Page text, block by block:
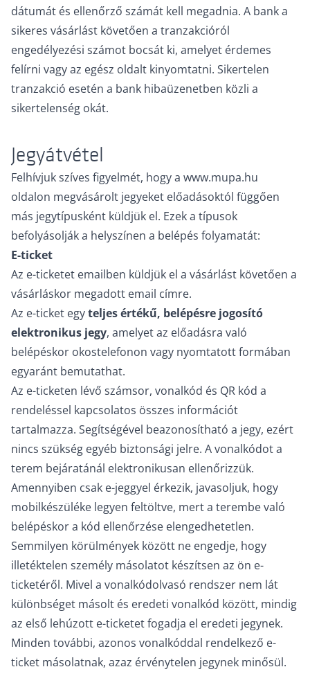
dátumát és ellenőrző számát kell megadnia. A bank a
sikeres vásárlást követően a tranzakcióról
engedélyezési számot bocsát ki, amelyet érdemes
felírni vagy az egész oldalt kinyomtatni. Sikertelen
tranzakció esetén a bank hibaüzenetben közli a
sikertelenség okát.
Jegyátvétel
Felhívjuk szíves figyelmét, hogy a www.mupa.hu
oldalon megvásárolt jegyeket előadásoktól függően
más jegytípusként küldjük el. Ezek a típusok
befolyásolják a helyszínen a belépés folyamatát:
E-ticket
Az e-ticketet emailben küldjük el a vásárlást követően a
vásárláskor megadott email címre.
Az e-ticket egyteljes értékű, belépésre jogosító
elektronikus jegy, amelyet az előadásra való
belépéskor okostelefonon vagy nyomtatott formában
egyaránt bemutathat.
Az e-ticketen lévő számsor, vonalkód és QR kód a
rendeléssel kapcsolatos összes információt
tartalmazza. Segítségével beazonosítható a jegy, ezért
nincs szükség egyéb biztonsági jelre. A vonalkódot a
terem bejáratánál elektronikusan ellenőrizzük.
Amennyiben csak e-jeggyel érkezik, javasoljuk, hogy
mobilkészüléke legyen feltöltve, mert a terembe való
belépéskor a kód ellenőrzése elengedhetetlen.
Semmilyen körülmények között ne engedje, hogy
illetéktelen személy másolatot készítsen az ön e-
ticketéről. Mivel a vonalkódolvasó rendszer nem lát
különbséget másolt és eredeti vonalkód között, mindig
az első lehúzott e-ticketet fogadja el eredeti jegynek.
Minden további, azonos vonalkóddal rendelkező e-
ticket másolatnak, azaz érvénytelen jegynek minősül.